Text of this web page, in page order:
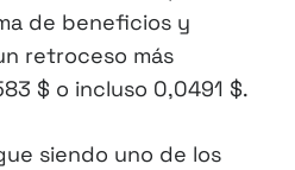
de beneficios y
retroceso más
$ o incluso 0,0491 $.
siendo uno de los